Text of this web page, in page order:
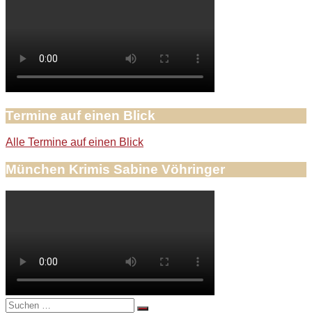
Termine auf einen Blick
Alle Termine auf einen Blick
München Krimis Sabine Vöhringer
Suche
nach: